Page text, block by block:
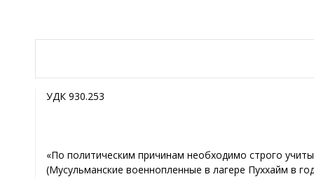
УДК 930.253
«По политическим причинам необходимо строго
(Мусульманские военнопленные в лагере Пуххайм в